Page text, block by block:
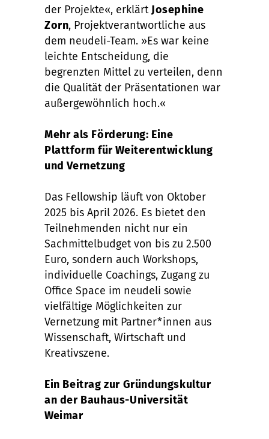
der Projekte«, erklärt Josephine
Zorn, Projektverantwortliche aus
dem neudeli-Team. »Es war keine
leichte Entscheidung, die
begrenzten Mittel zu verteilen, denn
die Qualität der Präsentationen war
außergewöhnlich hoch.«
Mehr als Förderung: Eine
Plattform für Weiterentwicklung
und Vernetzung
Das Fellowship läuft von Oktober
2025 bis April 2026. Es bietet den
Teilnehmenden nicht nur ein
Sachmittelbudget von bis zu 2.500
Euro, sondern auch Workshops,
individuelle Coachings, Zugang zu
Office Space im neudeli sowie
vielfältige Möglichkeiten zur
Vernetzung mit Partner*innen aus
Wissenschaft, Wirtschaft und
Kreativszene.
Ein Beitrag zur Gründungskultur
an der Bauhaus-Universität
Weimar